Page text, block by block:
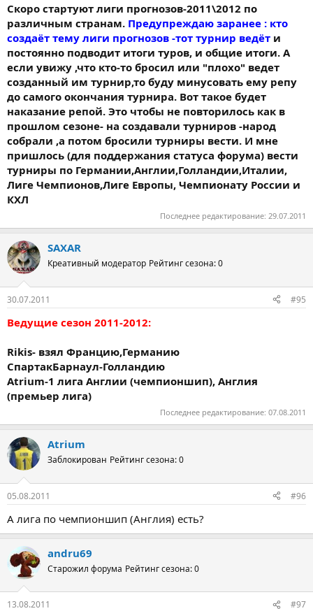
Скоро стартуют лиги прогнозов-2011\2012 по
различным странам. Предупреждаю заранее : кто
создаёт тему лиги прогнозов -тот турнир ведёт и
постоянно подводит итоги туров, и общие итоги. А
если увижу ,что кто-то бросил или "плохо" ведет
созданный им турнир,то буду минусовать ему репу
до самого окончания турнира. Вот такое будет
наказание репой. Это чтобы не повторилось как в
прошлом сезоне- на создавали турниров -народ
собрали ,а потом бросили турниры вести. И мне
пришлось (для поддержания статуса форума) вести
турниры по Германии,Англии,Голландии,Италии,
Лиге Чемпионов,Лиге Европы, Чемпионату России и
КХЛ
Последнее редактирование: 29.07.2011
SAXAR
Креативный модератор Рейтинг сезона: 0
30.07.2011 #95
Ведущие сезон 2011-2012:
Rikis- взял Францию,Германию
СпартакБарнаул-Голландию
Atrium-1 лига Англии (чемпионшип), Англия
(премьер лига)
Последнее редактирование: 07.08.2011
Atrium
Заблокирован Рейтинг сезона: 0
05.08.2011 #96
А лига по чемпионшип (Англия) есть?
andru69
Старожил форума Рейтинг сезона: 0
13.08.2011 #97